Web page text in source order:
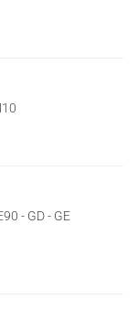
- GD - GE